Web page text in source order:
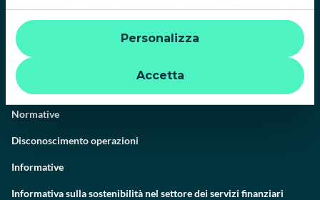
le categorie di cookie che desideri accettare. Cliccando sulla
“X” le impostazioni predefinite vengono lasciate invariate e
quindi la navigazione può continuare senza cookie o altri
strumenti di tracciamento diversi da quelli tecnici. Per
ulteriori informazioni:
informativa privacy
Accetta
Personalizza
Successioni
Servizi e pagamenti digitali
News e Magazine
Guide
Normative
Disconoscimento operazioni
Informative
Informativa sulla sostenibilità nel settore dei servizi finanziari